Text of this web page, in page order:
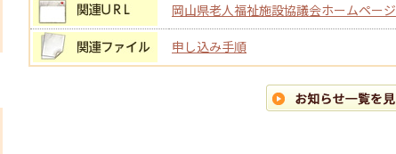
岡山県老人福祉施設協議会ホームページ
申し込み手順